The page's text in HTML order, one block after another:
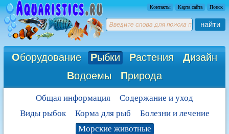
Контакты Карта сайта Поиск
найти
Оборудование Рыбки Растения Дизайн
Водоемы Природа
Общая информация
Содержание и уход
Виды рыбок
Корма для рыб
Болезни и лечение
Морские животные